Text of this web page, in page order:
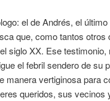
el de Andrés, el
que, como tantos otros
siglo XX. Ese testimonio,
el febril sendero de su
manera vertiginosa para
queridos, sus vecinos